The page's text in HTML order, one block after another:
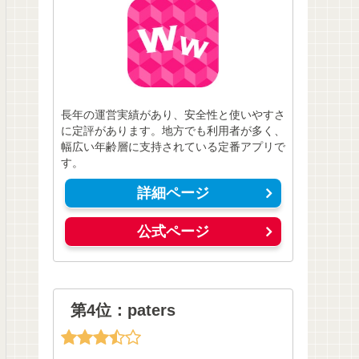
長年の運営実績があり、安全性と使いやすさ
に定評があります。地方でも利用者が多く、
幅広い年齢層に支持されている定番アプリで
す。
詳細ページ
公式ページ
第4位：paters